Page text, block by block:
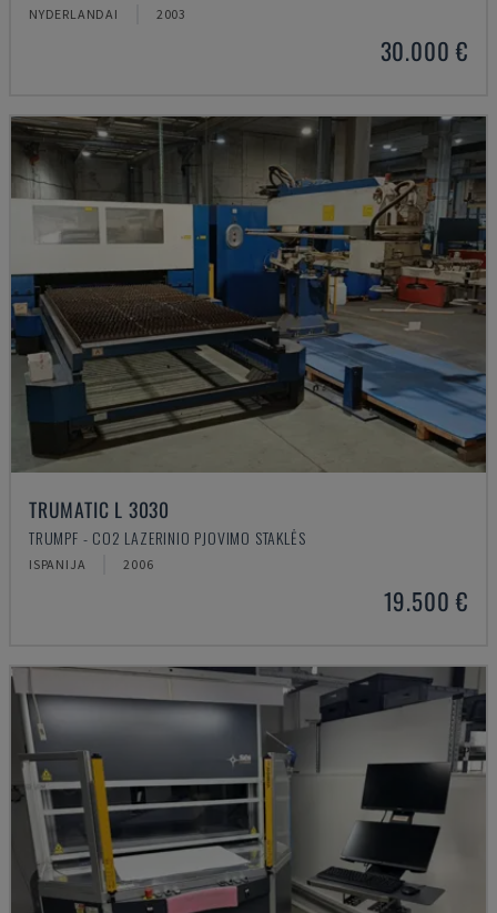
NYDERLANDAI 2003
30.000 €
TRUMATIC L 3030
TRUMPF - CO2 LAZERINIO PJOVIMO STAKLĖS
ISPANIJA 2006
19.500 €